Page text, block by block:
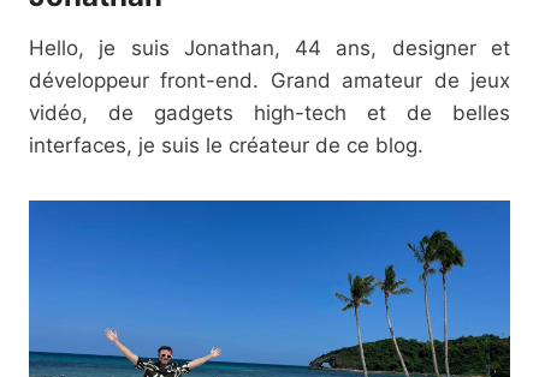
Hello, je suis Jonathan, 44 ans, designer et
développeur front-end. Grand amateur de jeux
vidéo, de gadgets high-tech et de belles
interfaces, je suis le créateur de ce blog.